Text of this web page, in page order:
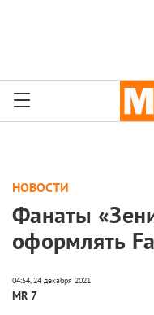
НОВОСТИ
Фанаты
оформлять
MR 7